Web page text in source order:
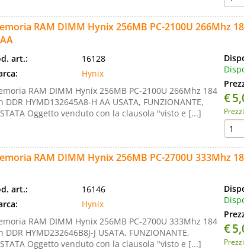
RAM DIMM Hynix 256MB PC-2100U 266Mhz
art.:
16128
Hynix
RAM DIMM Hynix 256MB PC-2100U 266Mhz 184
DDR HYMD132645A8-H AA USATA, FUNZIONANTE,
Oggetto venduto con la clausola "visto e [...]
€
RAM DIMM Hynix 256MB PC-2700U 333Mhz
art.:
16146
Hynix
RAM DIMM Hynix 256MB PC-2700U 333Mhz 184
DDR HYMD232646B8J-J USATA, FUNZIONANTE,
Oggetto venduto con la clausola "visto e [...]
€